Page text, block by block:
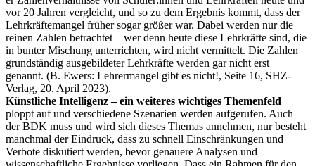
vor 20 Jahren vergleicht, und so zu dem Ergebnis kommt, dass der
Lehrkräftemangel früher sogar größer war. Dabei werden nur die
reinen Zahlen betrachtet – wer denn heute diese Lehrkräfte sind, die
in bunter Mischung unterrichten, wird nicht vermittelt. Die Zahlen
grundständig ausgebildeter Lehrkräfte werden gar nicht erst
genannt. (B. Ewers: Lehrermangel gibt es nicht!, Seite 16, SHZ-
Verlag, 20. April 2023).
Künstliche Intelligenz – ein weiteres wichtiges Themenfeld
ploppt auf und verschiedene Szenarien werden aufgerufen. Auch
der BDK muss und wird sich dieses Themas annehmen, nur besteht
manchmal der Eindruck, dass zu schnell Einschränkungen und
Verbote diskutiert werden, bevor genauere Analysen und